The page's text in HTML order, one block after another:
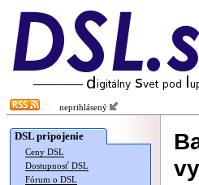
neprihlásený
DSL pripojenie
Ceny DSL
Dostupnosť DSL
Fórum o DSL